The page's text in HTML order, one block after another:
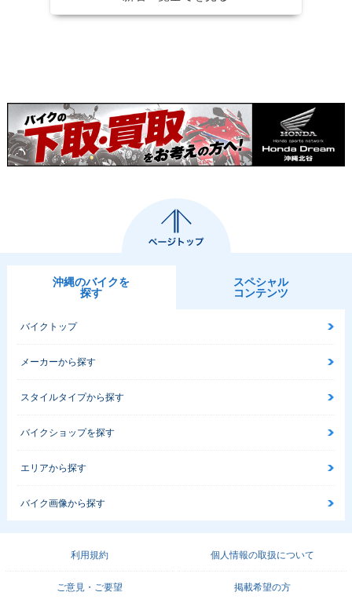
沖縄のバイクを
探す
スペシャル
コンテンツ
バイクトップ
メーカーから探す
スタイルタイプから探す
バイクショップを探す
エリアから探す
バイク画像から探す
利用規約 個人情報の取扱について
ご意見・ご要望 掲載希望の方